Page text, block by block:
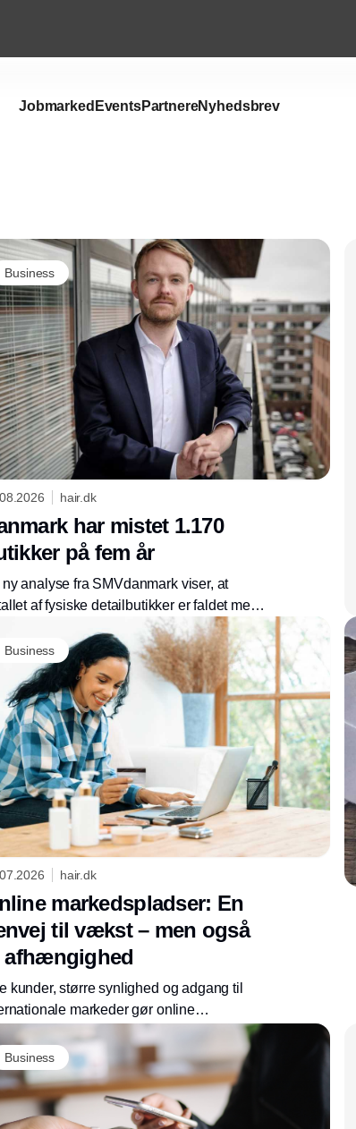
Jobmarked EventsPartnereNyhedsbrev
Business
hair.dk
har mistet 1.170
på fem år
ny analyse fra SMVdanmark viser, at
af fysiske detailbutikker er faldet med
procent siden 2020. Organisationen
en politisk akutplan for at bremse
Business
hair.dk
markedspladser: En
til vækst – men også
afhængighed
kunder, større synlighed og adgang til
markeder gør online
attraktive for danske
Men succesen har en pris: høje
begrænset kontrol og stigende
af globale platforme.
Annonce
Business